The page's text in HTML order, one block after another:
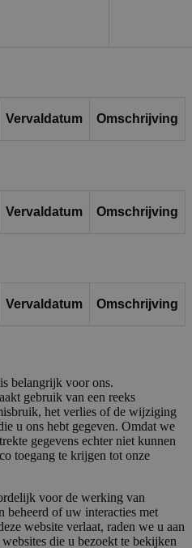
Vervaldatum Omschrijving
Vervaldatum Omschrijving
Vervaldatum Omschrijving
belangrijk voor ons.
gebruik van een reeks
het verlies of de wijziging
u ons hebt gegeven. Omdat we
gegevens echter niet kunnen
toegang te krijgen tot onze
voor de werking van
beheerd of uw interacties met
website verlaat, raden we u aan
die u bezoekt te bekijken